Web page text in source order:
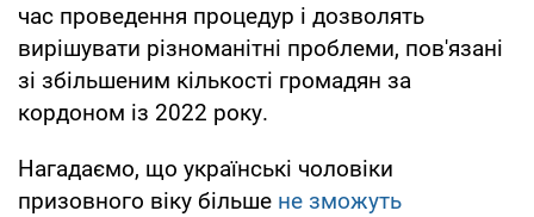
час проведення процедур і дозволять
вирішувати різноманітні проблеми, пов'язані
зі збільшеним кількості громадян за
кордоном із 2022 року.
Нагадаємо, що українські чоловіки
призовного віку більше не зможуть